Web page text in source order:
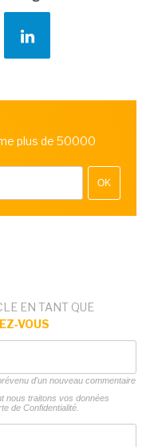
plus de 50000
OK
EN TANT QUE
VOUS
d'un nouveau commentaire
nous traitons vos données
de Confidentialité.